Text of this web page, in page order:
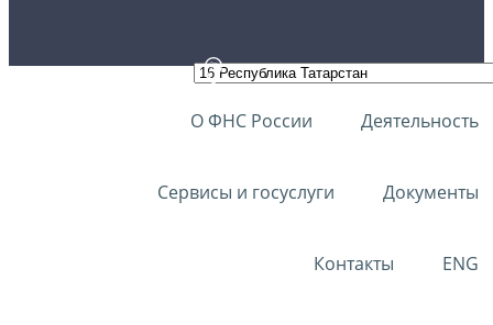
О ФНС России Деятельность
Сервисы и госуслуги Документы
Контакты ENG